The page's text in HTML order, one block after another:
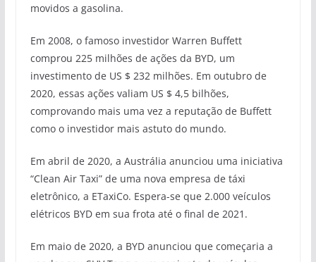
movidos a gasolina.
Em 2008, o famoso investidor Warren Buffett
comprou 225 milhões de ações da BYD, um
investimento de US $ 232 milhões. Em outubro de
2020, essas ações valiam US $ 4,5 bilhões,
comprovando mais uma vez a reputação de Buffett
como o investidor mais astuto do mundo.
Em abril de 2020, a Austrália anunciou uma iniciativa
“Clean Air Taxi” de uma nova empresa de táxi
eletrônico, a ETaxiCo. Espera-se que 2.000 veículos
elétricos BYD em sua frota até o final de 2021.
Em maio de 2020, a BYD anunciou que começaria a